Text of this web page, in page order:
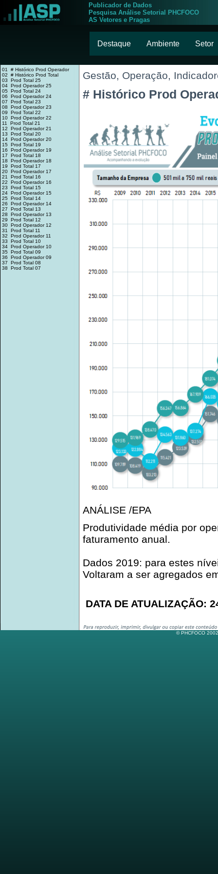
Publicador de Dados
Pesquisa Análise Setorial PHCFOCO
AS Vetores e Pragas
Destaque Ambiente Setor
01 # Histórico Prod Operador
02 # Histórico Prod Total
03 Prod Total 25
04 Prod Operador 25
05 Prod Total 24
06 Prod Operador 24
07 Prod Total 23
08 Prod Operador 23
09 Prod Total 22
10 Prod Operador 22
11 Prod Total 21
12 Prod Operador 21
13 Prod Total 20
14 Prod Operador 20
15 Prod Total 19
16 Prod Operador 19
17 Prod Total 18
18 Prod Operador 18
19 Prod Total 17
20 Prod Operador 17
21 Prod Total 16
22 Prod Operador 16
23 Prod Total 15
24 Prod Operador 15
25 Prod Total 14
26 Prod Operador 14
27 Prod Total 13
28 Prod Operador 13
29 Prod Total 12
30 Prod Operador 12
31 Prod Total 11
32 Prod Operador 11
33 Prod Total 10
34 Prod Operador 10
35 Prod Total 09
36 Prod Operador 09
37 Prod Total 08
38 Prod Total 07
Gestão, Operação,
# Histórico Prod
ANÁLISE /EPA
Produtividade média por
faturamento anual.
Dados 2019: para estes
Voltaram a ser agregados
DATA DE ATUALIZAÇÃO:
© PHCFOCO